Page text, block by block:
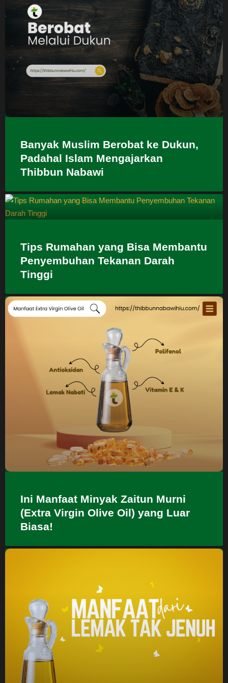
Banyak Muslim Berobat ke Dukun,
Padahal Islam Mengajarkan
Thibbun Nabawi
Tips Rumahan yang Bisa Membantu
Penyembuhan Tekanan Darah
Tinggi
Ini Manfaat Minyak Zaitun Murni
(Extra Virgin Olive Oil) yang Luar
Biasa!